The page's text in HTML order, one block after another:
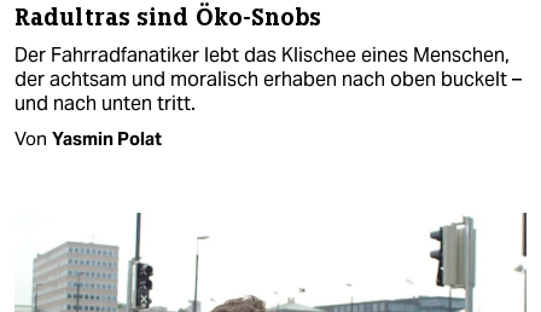
Radultras sind Öko-Snobs
Der Fahrradfanatiker lebt das Klischee eines Menschen,
der achtsam und moralisch erhaben nach oben buckelt –
und nach unten tritt.
Von Yasmin Polat